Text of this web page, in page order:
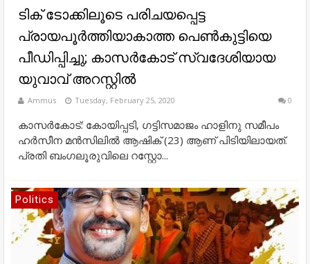
ടിക് ടോക്കിലൂടെ പരിചയപ്പെട്ട
പ്രായപൂര്‍ത്തിയാകാത്ത പെണ്‍കുട്ടിയെ
പീഡിപ്പിച്ചു; കാസര്‍കോട് സ്വദേശിയായ
യുവാവ് അറസ്റ്റില്‍
Ammus Tuesday, February 25, 2020 0
കാസര്‍കോട്: കോയിപ്പടി, ഗട്ടിസമാജം ഹാളിനു സമീപം
ഹര്‍സീന മന്‍സിലില്‍ ആഷിക് (23) ആണ് പിടിയിലായത്.
പ്രതി ബംഗലൂരുവിലെ റസ്റ്റോ...
Politics